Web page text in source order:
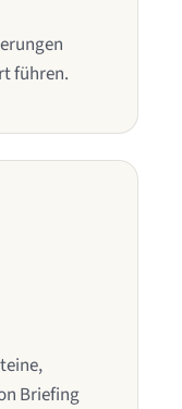
führen.
Briefing